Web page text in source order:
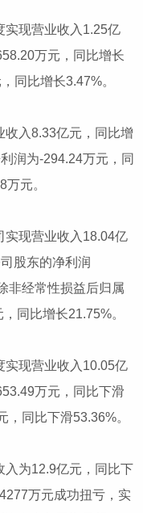
现营业收入1.25亿
万元，同比增长
同比增长3.47%。
入8.33亿元，同比增
润为-294.24万元，同
万元。
现营业收入18.04亿
股东的净利润
非经常性损益后归属
同比增长21.75%。
现营业收入10.05亿
万元，同比下滑
，同比下滑53.36%。
为12.9亿元，同比下
万元成功扭亏，实